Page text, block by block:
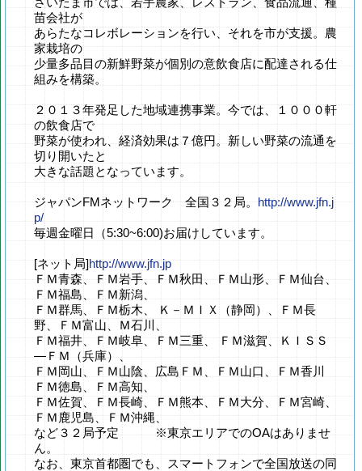
苗会社が
あらたなコレボレーションを行い、それを市が支援。農
家栽培の
少量多品目の新鮮野菜が個別の意飲食店に配達される仕
組みを構築。
２０１３年発足した地域連携事業。今では、１０００軒
の飲食店で
野菜が使われ、経済効果は７億円。新しい野菜の流通を
切り開いたと
大きな話題となっています。
ジャパンFMネットワーク 全国３２局。http://www.jfn.j
p/
毎週金曜日（5:30~6:00)お届けしています。
[ネット局]http://www.jfn.jp
ＦＭ青森、ＦＭ岩手、ＦＭ秋田、ＦＭ山形、ＦＭ仙台、
ＦＭ福島、ＦＭ新潟、
ＦＭ群馬、ＦＭ栃木、 Ｋ－ＭＩＸ（静岡）、ＦＭ長
野、ＦＭ富山、Ｍ石川、
ＦＭ福井、ＦＭ岐阜、ＦＭ三重、 ＦＭ滋賀、ＫＩＳＳ
―ＦＭ（兵庫）、
ＦＭ岡山、ＦＭ山陰、広島ＦＭ、ＦＭ山口、ＦＭ香川
ＦＭ徳島、ＦＭ高知、
ＦＭ佐賀、ＦＭ長崎、ＦＭ熊本、ＦＭ大分、ＦＭ宮崎、
ＦＭ鹿児島、ＦＭ沖縄、
など３２局予定 ※東京エリアでのOAはありませ
ん。
なお、東京首都圏でも、スマートフォンで全国放送の同